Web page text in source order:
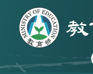
跳到主要內容區塊